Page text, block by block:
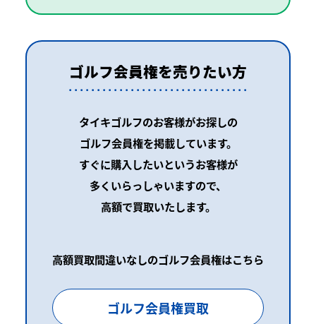
ゴルフ会員権を売りたい方
タイキゴルフのお客様がお探しの
ゴルフ会員権を掲載しています。
すぐに購入したいというお客様が
多くいらっしゃいますので、
高額で買取いたします。
高額買取間違いなしのゴルフ会員権はこちら
ゴルフ会員権買取